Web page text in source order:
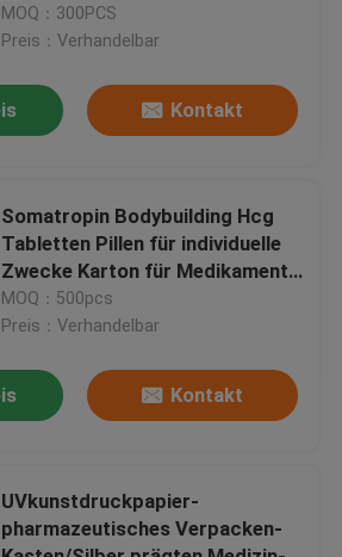
in Verbindung
10mL
Wachstums-Bodybuilding
MOQ：300PCS
Preis：Verhandelbar
Kontakt
Somatropin Bodybuilding Hcg
Tabletten Pillen für individuelle
Zwecke Karton für Medikamente
Karton Papierkarton Silberfolie
MOQ：500pcs
Preis：Verhandelbar
Kontakt
UVkunstdruckpapier-
pharmazeutisches Verpacken-